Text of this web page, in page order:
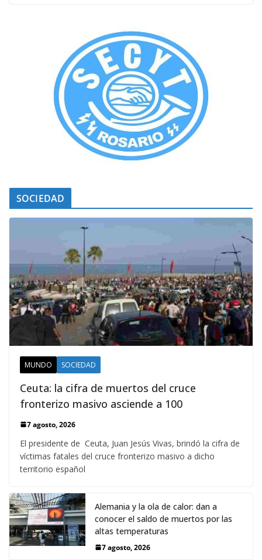
SOCIEDAD
MUNDO SOCIEDAD
Ceuta: la cifra de muertos del cruce
fronterizo masivo asciende a 100
7 agosto, 2026
El presidente de Ceuta, Juan Jesús Vivas, brindó la cifra de
víctimas fatales del cruce fronterizo masivo a dicho
territorio español
Alemania y la ola de calor: dan a
conocer el saldo de muertos por las
altas temperaturas
7 agosto, 2026